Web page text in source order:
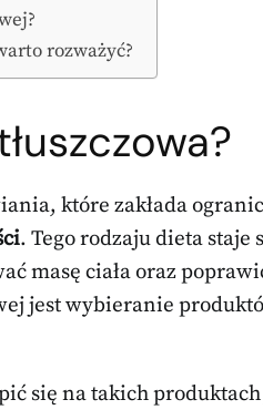
rozważyć?
które zakłada
. Tego rodzaju dieta staje
masę ciała oraz
jest wybieranie
się na takich